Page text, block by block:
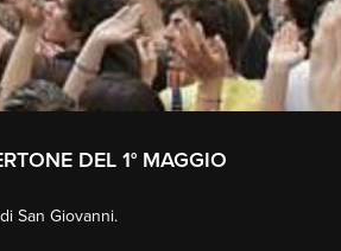
DEL 1° MAGGIO
di San Giovanni.